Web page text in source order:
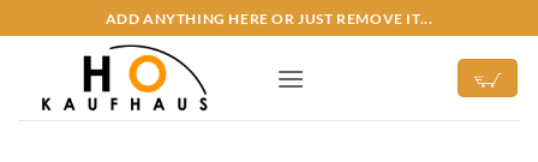
Inhalt
ADD ANYTHING HERE OR JUST REMOVE IT...